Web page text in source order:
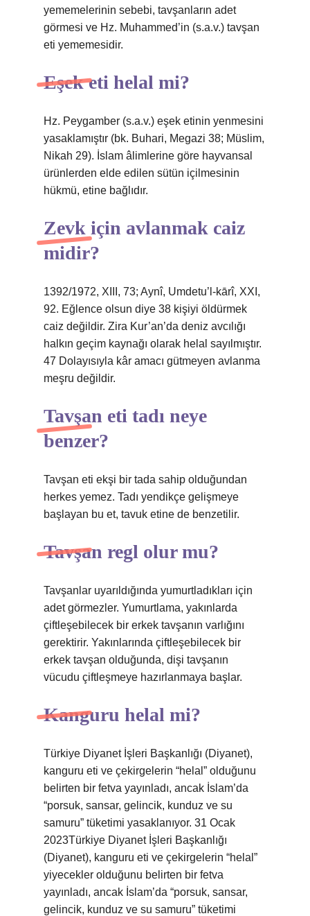
yememelerinin sebebi, tavşanların adet
görmesi ve Hz. Muhammed’in (s.a.v.) tavşan
eti yememesidir.
Eşek eti helal mi?
Hz. Peygamber (s.a.v.) eşek etinin yenmesini
yasaklamıştır (bk. Buhari, Megazi 38; Müslim,
Nikah 29). İslam âlimlerine göre hayvansal
ürünlerden elde edilen sütün içilmesinin
hükmü, etine bağlıdır.
Zevk için avlanmak caiz
midir?
1392/1972, XIII, 73; Aynî, Umdetu’l-kārî, XXI,
92. Eğlence olsun diye 38 kişiyi öldürmek
caiz değildir. Zira Kur’an’da deniz avcılığı
halkın geçim kaynağı olarak helal sayılmıştır.
47 Dolayısıyla kâr amacı gütmeyen avlanma
meşru değildir.
Tavşan eti tadı neye
benzer?
Tavşan eti ekşi bir tada sahip olduğundan
herkes yemez. Tadı yendikçe gelişmeye
başlayan bu et, tavuk etine de benzetilir.
Tavşan regl olur mu?
Tavşanlar uyarıldığında yumurtladıkları için
adet görmezler. Yumurtlama, yakınlarda
çiftleşebilecek bir erkek tavşanın varlığını
gerektirir. Yakınlarında çiftleşebilecek bir
erkek tavşan olduğunda, dişi tavşanın
vücudu çiftleşmeye hazırlanmaya başlar.
Kanguru helal mi?
Türkiye Diyanet İşleri Başkanlığı (Diyanet),
kanguru eti ve çekirgelerin “helal” olduğunu
belirten bir fetva yayınladı, ancak İslam’da
“porsuk, sansar, gelincik, kunduz ve su
samuru” tüketimi yasaklanıyor. 31 Ocak
2023Türkiye Diyanet İşleri Başkanlığı
(Diyanet), kanguru eti ve çekirgelerin “helal”
yiyecekler olduğunu belirten bir fetva
yayınladı, ancak İslam’da “porsuk, sansar,
gelincik, kunduz ve su samuru” tüketimi